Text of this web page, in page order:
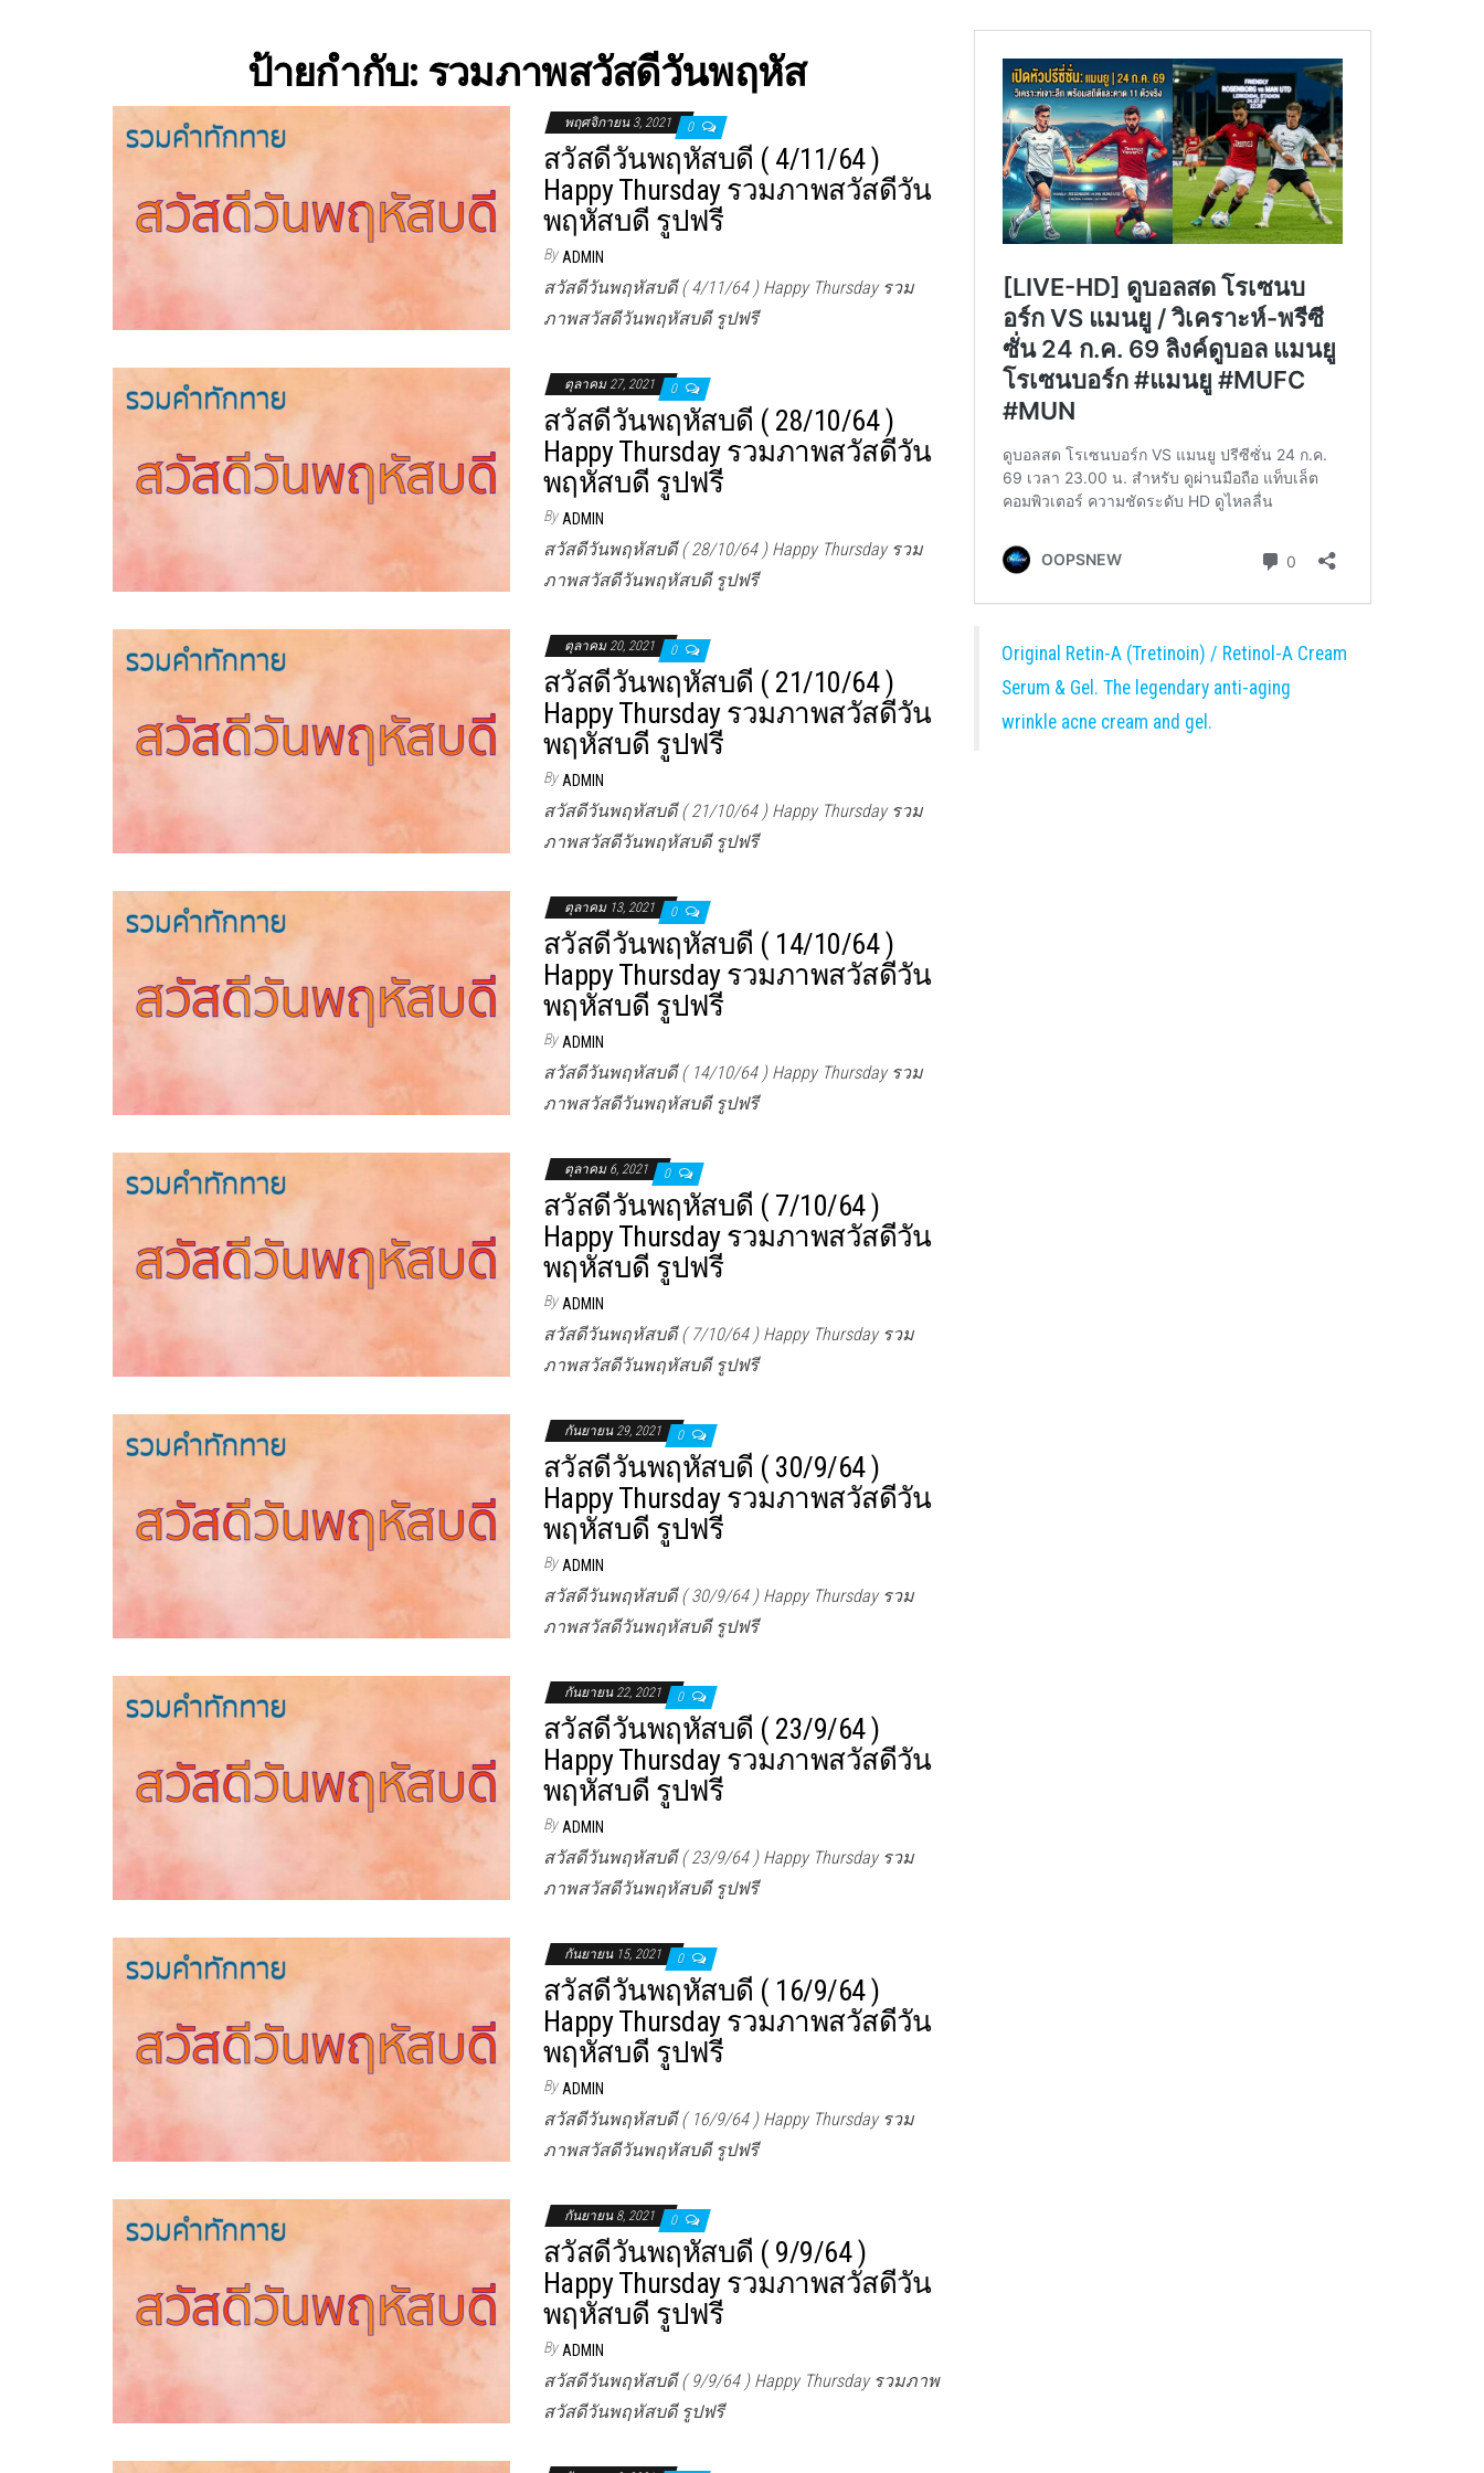
ป้ายกำกับ: รวมภาพสวัสดีวันพฤหัส
พฤศจิกายน 3, 2021 0
สวัสดีวันพฤหัสบดี ( 4/11/64 )
Happy Thursday รวมภาพสวัสดีวัน
พฤหัสบดี รูปฟรี
By ADMIN
สวัสดีวันพฤหัสบดี ( 4/11/64 ) Happy Thursday รวม
ภาพสวัสดีวันพฤหัสบดี รูปฟรี
ตุลาคม 27, 2021 0
สวัสดีวันพฤหัสบดี ( 28/10/64 )
Happy Thursday รวมภาพสวัสดีวัน
พฤหัสบดี รูปฟรี
By ADMIN
สวัสดีวันพฤหัสบดี ( 28/10/64 ) Happy Thursday รวม
ภาพสวัสดีวันพฤหัสบดี รูปฟรี
ตุลาคม 20, 2021 0
สวัสดีวันพฤหัสบดี ( 21/10/64 )
Happy Thursday รวมภาพสวัสดีวัน
พฤหัสบดี รูปฟรี
By ADMIN
สวัสดีวันพฤหัสบดี ( 21/10/64 ) Happy Thursday รวม
ภาพสวัสดีวันพฤหัสบดี รูปฟรี
ตุลาคม 13, 2021 0
สวัสดีวันพฤหัสบดี ( 14/10/64 )
Happy Thursday รวมภาพสวัสดีวัน
พฤหัสบดี รูปฟรี
By ADMIN
สวัสดีวันพฤหัสบดี ( 14/10/64 ) Happy Thursday รวม
ภาพสวัสดีวันพฤหัสบดี รูปฟรี
ตุลาคม 6, 2021 0
สวัสดีวันพฤหัสบดี ( 7/10/64 )
Happy Thursday รวมภาพสวัสดีวัน
พฤหัสบดี รูปฟรี
By ADMIN
สวัสดีวันพฤหัสบดี ( 7/10/64 ) Happy Thursday รวม
ภาพสวัสดีวันพฤหัสบดี รูปฟรี
กันยายน 29, 2021 0
สวัสดีวันพฤหัสบดี ( 30/9/64 )
Happy Thursday รวมภาพสวัสดีวัน
พฤหัสบดี รูปฟรี
By ADMIN
สวัสดีวันพฤหัสบดี ( 30/9/64 ) Happy Thursday รวม
ภาพสวัสดีวันพฤหัสบดี รูปฟรี
กันยายน 22, 2021 0
สวัสดีวันพฤหัสบดี ( 23/9/64 )
Happy Thursday รวมภาพสวัสดีวัน
พฤหัสบดี รูปฟรี
By ADMIN
สวัสดีวันพฤหัสบดี ( 23/9/64 ) Happy Thursday รวม
ภาพสวัสดีวันพฤหัสบดี รูปฟรี
กันยายน 15, 2021 0
สวัสดีวันพฤหัสบดี ( 16/9/64 )
Happy Thursday รวมภาพสวัสดีวัน
พฤหัสบดี รูปฟรี
By ADMIN
สวัสดีวันพฤหัสบดี ( 16/9/64 ) Happy Thursday รวม
ภาพสวัสดีวันพฤหัสบดี รูปฟรี
กันยายน 8, 2021 0
สวัสดีวันพฤหัสบดี ( 9/9/64 )
Happy Thursday รวมภาพสวัสดีวัน
พฤหัสบดี รูปฟรี
By ADMIN
สวัสดีวันพฤหัสบดี ( 9/9/64 ) Happy Thursday รวมภาพ
สวัสดีวันพฤหัสบดี รูปฟรี
Original Retin-A (Tretinoin) / Retinol-A Cream
Serum & Gel. The legendary anti-aging
wrinkle acne cream and gel.